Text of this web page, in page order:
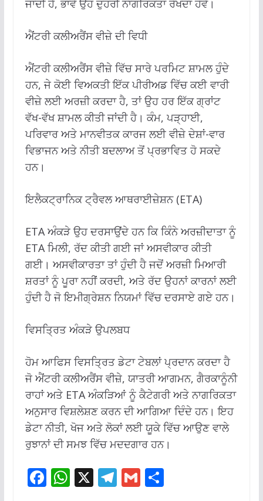
ਜਾਂਦੀ ਹੈ, ਭਾਵੇਂ ਉਹ ਦੁਹਰੀ ਨਾਗਰਿਕਤਾ ਰੱਖਦਾ ਹੋਵੇ।
ਐਂਟਰੀ ਕਲੀਅਰੈਂਸ ਵੀਜ਼ੇ ਦੀ ਵਿਧੀ
ਐਂਟਰੀ ਕਲੀਅਰੈਂਸ ਵੀਜ਼ੇ ਵਿੱਚ ਸਾਰੇ ਪਰਮਿਟ ਸ਼ਾਮਲ ਹੁੰਦੇ
ਹਨ, ਜੇ ਕੋਈ ਵਿਅਕਤੀ ਇੱਕ ਪੀਰੀਅਡ ਵਿੱਚ ਕਈ ਵਾਰੀ
ਵੀਜ਼ੇ ਲਈ ਅਰਜ਼ੀ ਕਰਦਾ ਹੈ, ਤਾਂ ਉਹ ਹਰ ਇੱਕ ਗ੍ਰਾਂਟ
ਵੱਖ-ਵੱਖ ਸ਼ਾਮਲ ਕੀਤੀ ਜਾਂਦੀ ਹੈ। ਕੰਮ, ਪੜ੍ਹਾਈ,
ਪਰਿਵਾਰ ਅਤੇ ਮਾਨਵੀਤਕ ਕਾਰਜ ਲਈ ਵੀਜ਼ੇ ਦੇਸ਼ਾਂ-ਵਾਰ
ਵਿਭਾਜਨ ਅਤੇ ਨੀਤੀ ਬਦਲਾਅ ਤੋਂ ਪ੍ਰਭਾਵਿਤ ਹੋ ਸਕਦੇ
ਹਨ।
ਇਲੈਕਟ੍ਰਾਨਿਕ ਟ੍ਰੈਵਲ ਆਥਰਾਈਜ਼ੇਸ਼ਨ (ETA)
ETA ਅੰਕੜੇ ਉਹ ਦਰਸਾਉਂਦੇ ਹਨ ਕਿ ਕਿੰਨੇ ਅਰਜ਼ੀਦਾਤਾ ਨੂੰ
ETA ਮਿਲੀ, ਰੱਦ ਕੀਤੀ ਗਈ ਜਾਂ ਅਸਵੀਕਾਰ ਕੀਤੀ
ਗਈ। ਅਸਵੀਕਾਰਤਾ ਤਾਂ ਹੁੰਦੀ ਹੈ ਜਦੋਂ ਅਰਜ਼ੀ ਮਿਆਰੀ
ਸ਼ਰਤਾਂ ਨੂੰ ਪੂਰਾ ਨਹੀਂ ਕਰਦੀ, ਅਤੇ ਰੱਦ ਉਹਨਾਂ ਕਾਰਨਾਂ ਲਈ
ਹੁੰਦੀ ਹੈ ਜੋ ਇਮੀਗ੍ਰੇਸ਼ਨ ਨਿਯਮਾਂ ਵਿੱਚ ਦਰਸਾਏ ਗਏ ਹਨ।
ਵਿਸਤ੍ਰਿਤ ਅੰਕੜੇ ਉਪਲਬਧ
ਹੋਮ ਆਫਿਸ ਵਿਸਤ੍ਰਿਤ ਡੇਟਾ ਟੇਬਲਾਂ ਪ੍ਰਦਾਨ ਕਰਦਾ ਹੈ
ਜੋ ਐਂਟਰੀ ਕਲੀਅਰੈਂਸ ਵੀਜ਼ੇ, ਯਾਤਰੀ ਆਗਮਨ, ਗੈਰਕਾਨੂੰਨੀ
ਰਾਹਾਂ ਅਤੇ ETA ਅੰਕੜਿਆਂ ਨੂੰ ਕੈਟੇਗਰੀ ਅਤੇ ਨਾਗਰਿਕਤਾ
ਅਨੁਸਾਰ ਵਿਸ਼ਲੇਸ਼ਣ ਕਰਨ ਦੀ ਆਗਿਆ ਦਿੰਦੇ ਹਨ। ਇਹ
ਡੇਟਾ ਨੀਤੀ, ਖੋਜ ਅਤੇ ਲੋਕਾਂ ਲਈ ਯੂਕੇ ਵਿੱਚ ਆਉਣ ਵਾਲੇ
ਰੁਝਾਨਾਂ ਦੀ ਸਮਝ ਵਿੱਚ ਮਦਦਗਾਰ ਹਨ।
F W X T G S